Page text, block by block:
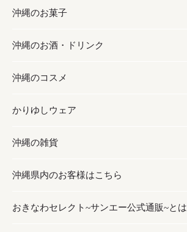
お肉
海産物
缶詰／パウチ
沖縄料理
沖縄そば／乾麺
レトルト食品
乾物／粉類
調味料
砂糖／黒砂糖
塩
お酢／ドレッシング
しょうゆ
みそ
だし／スパイス／島唐辛子
沖縄のお菓子
お菓子
黒糖
ちんすこう
伝統菓子
スナック
おつまみ
沖縄のお酒・ドリンク
お酒・ドリンク
泡盛
ビール・チューハイ
ワイン・ウィスキー・カクテル
ドリンク
沖縄のコスメ
コスメ
スキンケア
ボディケア
ヘアケア
かりゆしウェア
かりゆしウェア
メンズ
レディース
沖縄の雑貨
雑貨
沖縄ファッション
沖縄県内のお客様はこちら
おきなわセレクト~サンエー公式通販~とは